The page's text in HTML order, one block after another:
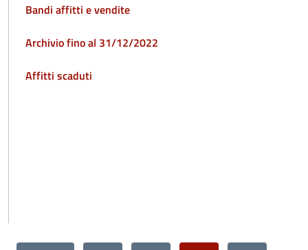
Bandi affitti e vendite
Archivio fino al 31/12/2022
Affitti scaduti